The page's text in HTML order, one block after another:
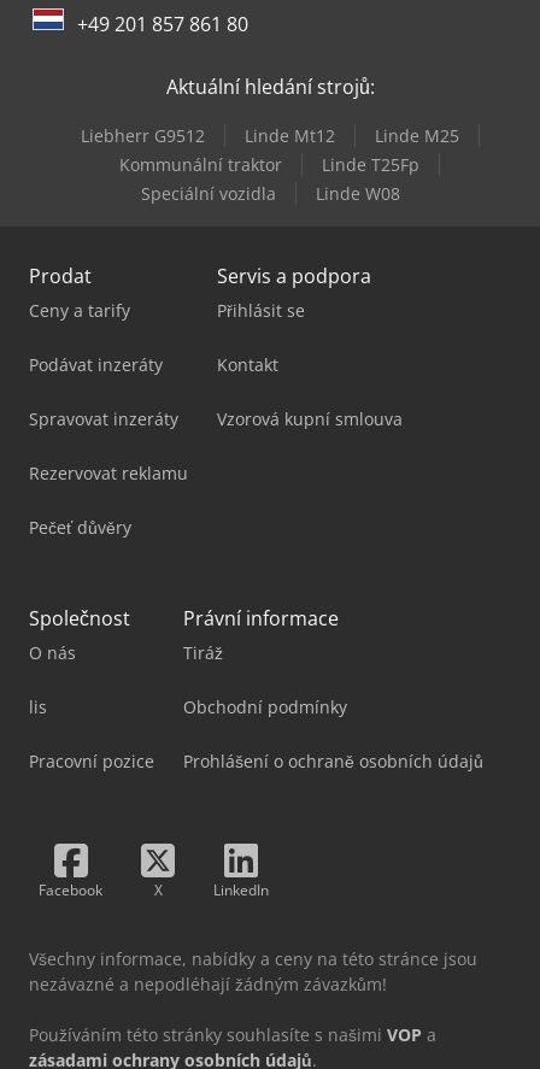
+49 201 857 861 80
Aktuální hledání strojů:
Liebherr G9512 Linde Mt12
Linde M25
Kommunální traktor
Linde T25Fp
Speciální vozidla
Linde W08
Prodat
Ceny a tarify
Podávat inzeráty
Spravovat inzeráty
Rezervovat reklamu
Pečeť důvěry
Servis a podpora
Přihlásit se
Kontakt
Vzorová kupní smlouva
Společnost
O nás
lis
Pracovní pozice
Právní informace
Tiráž
Obchodní podmínky
Prohlášení o ochraně osobních údajů
Facebook X LinkedIn
Všechny informace, nabídky a ceny na této stránce jsou
nezávazné a nepodléhají žádným závazkům!
Používáním této stránky souhlasíte s našimi VOP a
zásadami ochrany osobních údajů.